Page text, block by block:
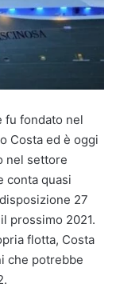
fu fondato nel
Costa ed è oggi
nel settore
conta quasi
27
prossimo 2021.
flotta, Costa
che potrebbe